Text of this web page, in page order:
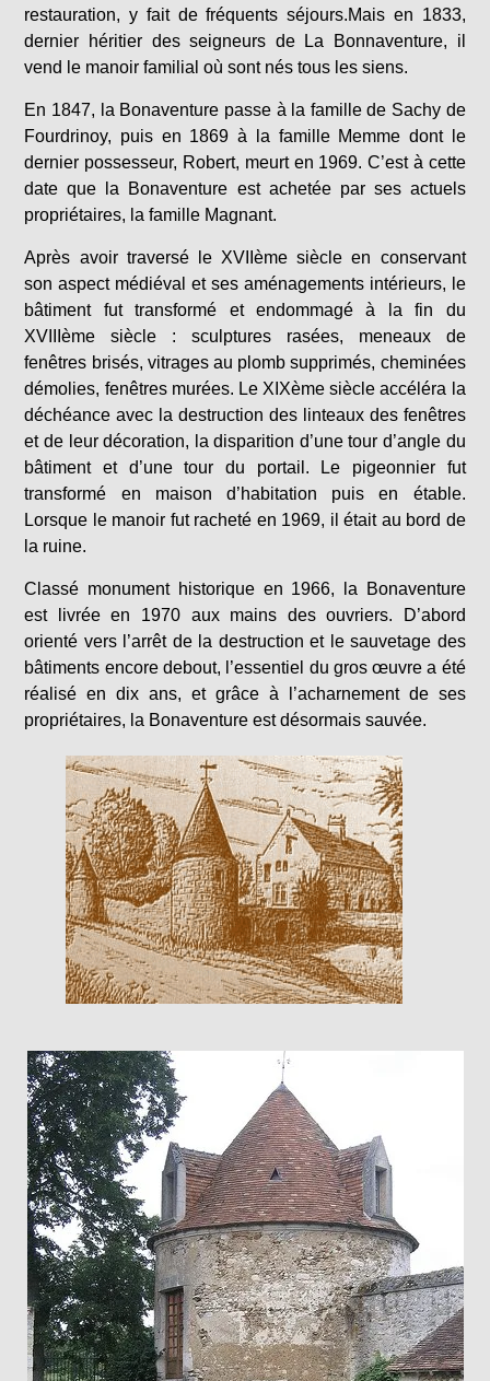
restauration, y fait de fréquents séjours.Mais en 1833,
dernier héritier des seigneurs de La Bonnaventure, il
vend le manoir familial où sont nés tous les siens.
En 1847, la Bonaventure passe à la famille de Sachy de
Fourdrinoy, puis en 1869 à la famille Memme dont le
dernier possesseur, Robert, meurt en 1969. C’est à cette
date que la Bonaventure est achetée par ses actuels
propriétaires, la famille Magnant.
Après avoir traversé le XVIIème siècle en conservant
son aspect médiéval et ses aménagements intérieurs, le
bâtiment fut transformé et endommagé à la fin du
XVIIIème siècle : sculptures rasées, meneaux de
fenêtres brisés, vitrages au plomb supprimés, cheminées
démolies, fenêtres murées. Le XIXème siècle accéléra la
déchéance avec la destruction des linteaux des fenêtres
et de leur décoration, la disparition d’une tour d’angle du
bâtiment et d’une tour du portail. Le pigeonnier fut
transformé en maison d’habitation puis en étable.
Lorsque le manoir fut racheté en 1969, il était au bord de
la ruine.
Classé monument historique en 1966, la Bonaventure
est livrée en 1970 aux mains des ouvriers. D’abord
orienté vers l’arrêt de la destruction et le sauvetage des
bâtiments encore debout, l’essentiel du gros œuvre a été
réalisé en dix ans, et grâce à l’acharnement de ses
propriétaires, la Bonaventure est désormais sauvée.